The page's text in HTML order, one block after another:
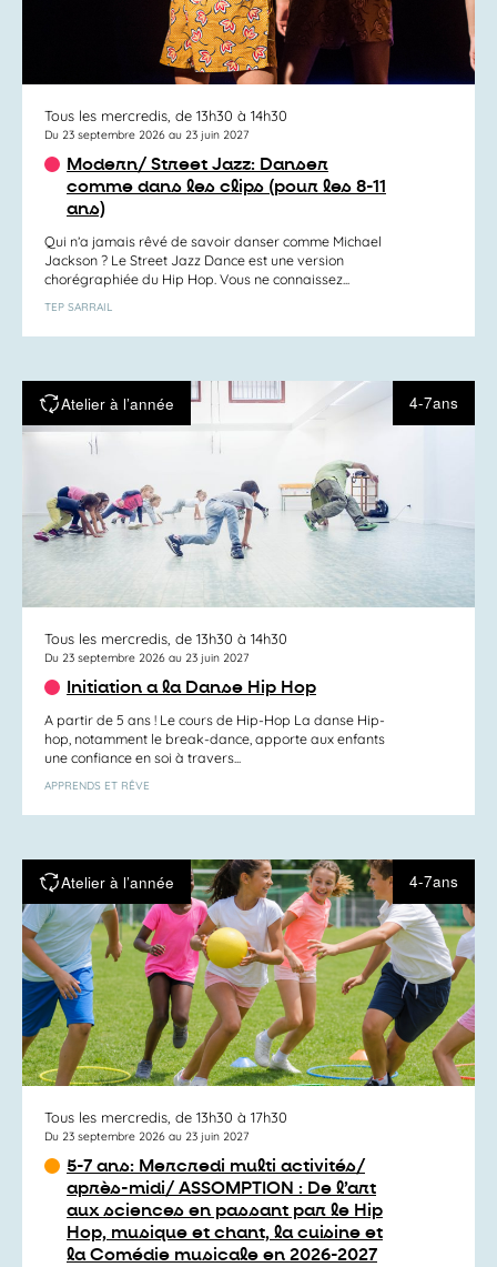
Tous les mercredis, de 13h30 à 14h30
Du 23 septembre 2026 au 23 juin 2027
Modern/ Street Jazz: Danser
comme dans les clips (pour les 8-11
ans)
Qui n’a jamais rêvé de savoir danser comme Michael
Jackson ? Le Street Jazz Dance est une version
chorégraphiée du Hip Hop. Vous ne connaissez...
TEP SARRAIL
Atelier à l’année 4-7ans
Tous les mercredis, de 13h30 à 14h30
Du 23 septembre 2026 au 23 juin 2027
Initiation a la Danse Hip Hop
A partir de 5 ans ! Le cours de Hip-Hop La danse Hip-
hop, notamment le break-dance, apporte aux enfants
une confiance en soi à travers...
APPRENDS ET RÊVE
Atelier à l’année 4-7ans
Tous les mercredis, de 13h30 à 17h30
Du 23 septembre 2026 au 23 juin 2027
5-7 ans: Mercredi multi activités/
après-midi/ ASSOMPTION : De l’art
aux sciences en passant par le Hip
Hop, musique et chant, la cuisine et
la Comédie musicale en 2026-2027